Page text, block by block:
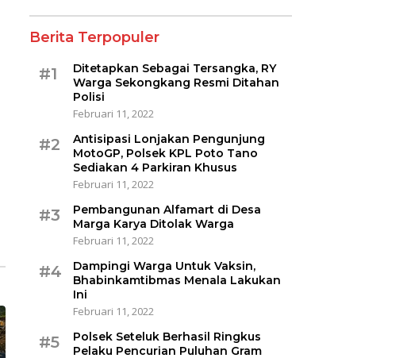
Berita Terpopuler
#1
Ditetapkan Sebagai Tersangka, RY
Warga Sekongkang Resmi Ditahan
Polisi
Februari 11, 2022
#2
Antisipasi Lonjakan Pengunjung
MotoGP, Polsek KPL Poto Tano
Sediakan 4 Parkiran Khusus
Februari 11, 2022
#3
Pembangunan Alfamart di Desa
Marga Karya Ditolak Warga
Februari 11, 2022
#4
Dampingi Warga Untuk Vaksin,
Bhabinkamtibmas Menala Lakukan
Ini
Februari 11, 2022
#5
Polsek Seteluk Berhasil Ringkus
Pelaku Pencurian Puluhan Gram